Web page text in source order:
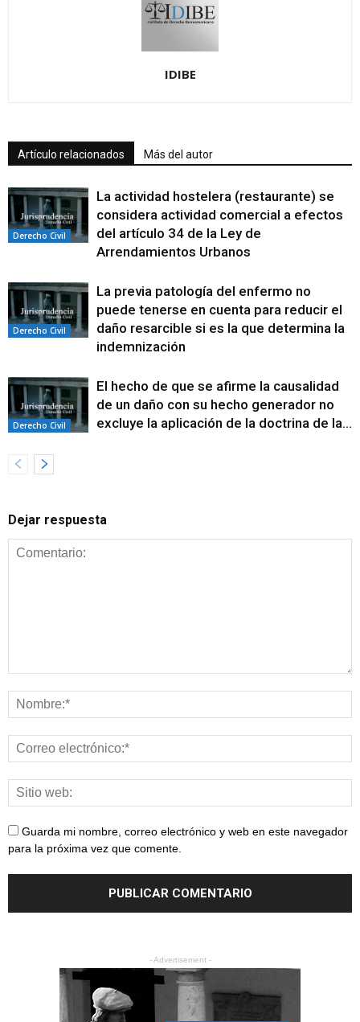
IDIBE
Artículo relacionados Más del autor
Derecho Civil
La actividad hostelera (restaurante) se
considera actividad comercial a efectos
del artículo 34 de la Ley de
Arrendamientos Urbanos
Derecho Civil
La previa patología del enfermo no
puede tenerse en cuenta para reducir el
daño resarcible si es la que determina la
indemnización
Derecho Civil
El hecho de que se afirme la causalidad
de un daño con su hecho generador no
excluye la aplicación de la doctrina de la...
Dejar respuesta
Guarda mi nombre, correo electrónico y web en este navegador
para la próxima vez que comente.
- Advertisement -